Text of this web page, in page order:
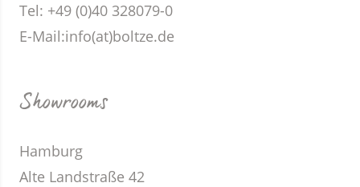
Tel: +49 (0)40 328079-0
E-Mail:info(at)boltze.de
Showrooms
Hamburg
Alte Landstraße 42